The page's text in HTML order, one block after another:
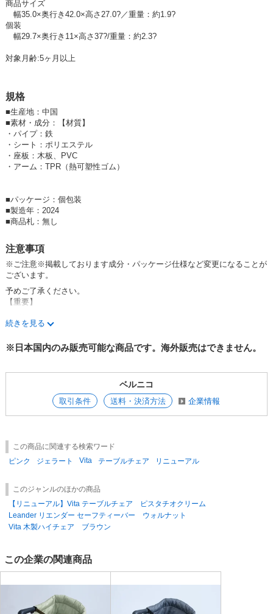
・椅子の上に立ち上がってしまう…
・おとなしく座ってくれない…
・お出かけ先に子ども椅子がない…
●食事中の立ち上がりを防止！
股ベルト・腰ベルトでしっかり固定もでき、床置きタイプと違って、足が
つかないので立ち上がって抜け出す心配がありません。
●お子様に寄り添ったコミュニケーションが自然に取れる！
き、テーブルの高さを問わない為、お子様と同じ目線で食事を楽しめま
す。
●密着できるから食べこぼしが軽減！
装着タイプの椅子の為、お子様とテーブルの距離が近くなり食べこぼしの
軽減やテーブルを広く使えるのでお絵描きやねんどなどものびのびと遊ぶ
ことができます。
●床置きしないからお掃除が簡単！
汚れが隙間に入り込むことなく汚れもサッと拭けて、椅子をズラすことな
く掃除ができます。
●収納と持ち運びに便利！
に入れて保管したり、帰省時やご友人宅、レストランなどに持参すれば、
外出先でも使用することができます。
収納バックは、椅子の背面のポケットに保管できます。
f6Ny3QQ5Q7g
商品サイズ
幅35.0×奥行き42.0×高さ27.0?／重量：約1.9?
個装
幅29.7×奥行き11×高さ37?/重量：約2.3?
対象月齢:5ヶ月以上
規格
■生産地：中国
■素材・成分：【材質】
・パイプ：鉄
・シート：ポリエステル
・座板：木板、PVC
・アーム：TPR（熱可塑性ゴム）
■パッケージ：個包装
■製造年：2024
■商品札：無し
注意事項
※ご注意※掲載しております成分・パッケージ仕様など変更になることが
ございます。
予めご了承ください。
【重要】
●出荷につきまして
ご注文に関しまして、在庫が流動的であり欠品の可能性もございます。
ていただく場合もございます。
欠品などにより出荷時の金額が30,000円(税抜)に満たない場合、申し訳ご
ざいませんが運送料金円を頂戴する場合がございます。料金は送付先によ
●大口のご注文につきまして
メーカー在庫の確認にて、ご注文分を引き当てさせて頂きます。
●品切れ品がある時（在庫不足の時）は、下記の2通りから選択して頂き
ます。
A：在庫がある物だけで発送させて頂き、品切れ分はキャンセル。
（注文合計が30,000円（税抜）を下回った際は送料を頂戴させていただ
B：品切れ品の入荷を待って出荷。
予めご了承ください。
※「廃盤」・「終売」・「メーカー欠品（未定）」については、誠に申し
続きを見る
※日本国内のみ販売可能な商品です。海外販売はできません。
ベルニコ
取引条件 送料・決済方法 企業情報
この商品に関連する検索ワード
ピンク
ジェラート Vita テーブルチェア リニューアル
このジャンルのほかの商品
【リニューアル】Vita テーブルチェア ピスタチオクリーム
Leander リエンダー セーフティーバー ウォルナット
Vita 木製ハイチェア ブラウン
この企業の関連商品